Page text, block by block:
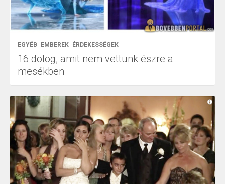
EGYÉB EMBEREK ÉRDEKESSÉGEK
16 dolog, amit nem vettünk észre a
mesékben